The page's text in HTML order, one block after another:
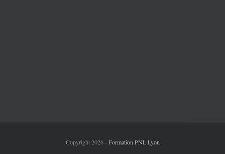
gratuitement l'e-book "7 astuces pour atteindre
Copyright 2026 -Formation PNL Lyon